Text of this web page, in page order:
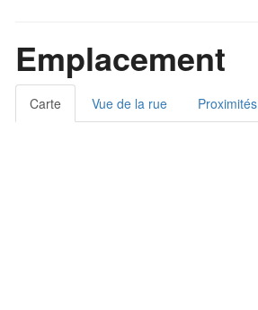
Emplacement
Carte Vue de la rue Proximités